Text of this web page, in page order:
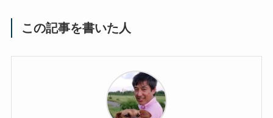
この記事を書いた人